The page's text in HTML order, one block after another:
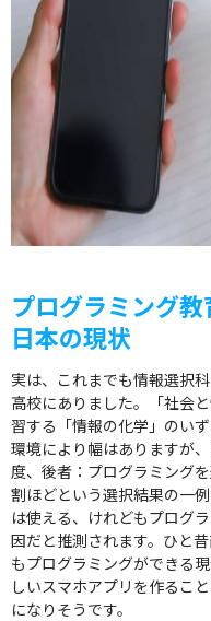
プログラミング
日本の現状
実は、これまでも情報選択
高校にありました。「社会
習する「情報の化学」のい
環境により幅はありますが
度、後者：プログラミング
割ほどという選択結果の一
は使える、けれどもプログ
因だと推測されます。ひと
もプログラミングができる
しいスマホアプリを作るこ
になりそうです。